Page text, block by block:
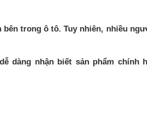
bên trong ô tô. Tuy nhiên, nhiều
dàng nhận biết sản phẩm chính